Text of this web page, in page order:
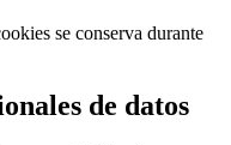
se conserva durante
de datos